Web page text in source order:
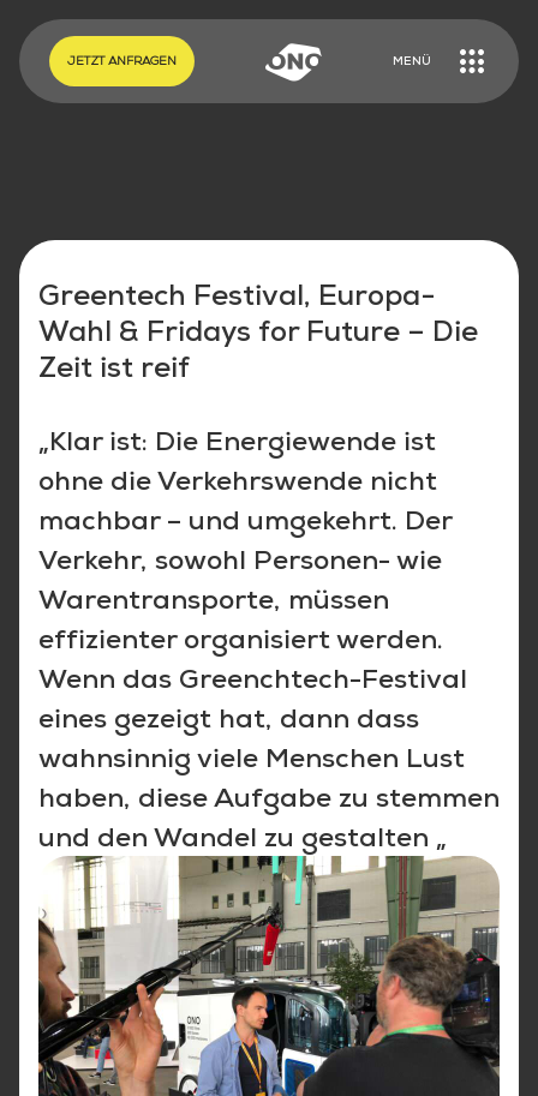
DE
JETZT ANFRAGEN MENÜ
Greentech Festival, Europa-
Wahl & Fridays for Future – Die
Zeit ist reif
„Klar ist: Die Energiewende ist
ohne die Verkehrswende nicht
machbar – und umgekehrt. Der
Verkehr, sowohl Personen- wie
Warentransporte, müssen
effizienter organisiert werden.
Wenn das Greenchtech-Festival
eines gezeigt hat, dann dass
wahnsinnig viele Menschen Lust
haben, diese Aufgabe zu stemmen
und den Wandel zu gestalten „